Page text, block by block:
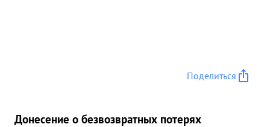
Поделиться
Донесение о безвозвратных потерях